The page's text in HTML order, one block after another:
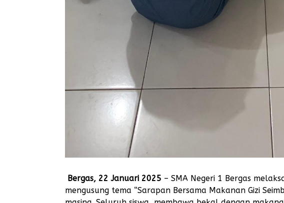
Bergas, 22 Januari 2025 – SMA Negeri 1 Bergas
mengusung tema “Sarapan Bersama Makanan Gizi